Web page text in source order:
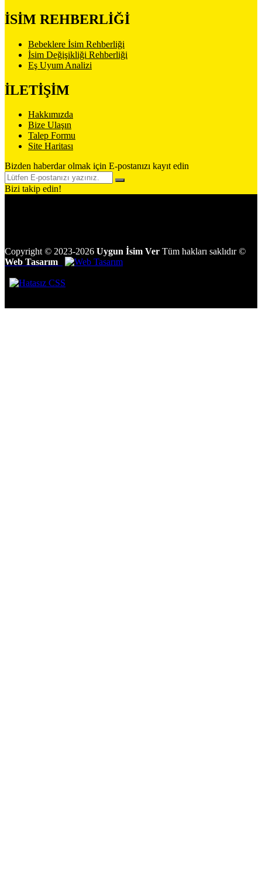
İSİM REHBERLİĞİ
Bebeklere İsim Rehberliği
İsim Değişikliği Rehberliği
Eş Uyum Analizi
İLETİŞİM
Hakkımızda
Bize Ulaşın
Talep Formu
Site Haritası
Bizden haberdar olmak için E-postanızı kayıt edin
Bizi takip edin!
Copyright © 2023-2026 Uygun İsim Ver Tüm hakları saklıdır ©
Web Tasarım